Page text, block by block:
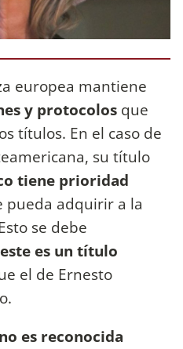
europea mantiene
y protocolos que
títulos. En el caso de
su título
tiene prioridad
pueda adquirir a la
se debe
este es un título
el de Ernesto
no es reconocida